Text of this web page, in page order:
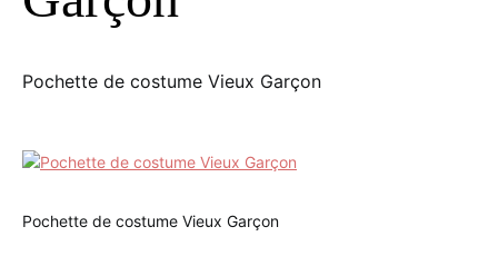
Pochette de costume Vieux Garçon
Pochette de costume Vieux Garçon